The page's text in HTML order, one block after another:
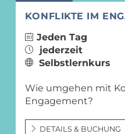
KONFLIKTE IM
Jeden Tag
jederzeit
Selbstlernkurs
Wie umgehen mit
Engagement?
DETAILS & BUCHUNG